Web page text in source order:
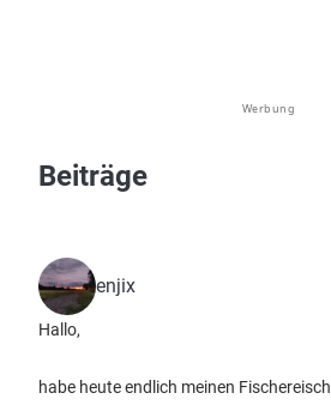
Werbung
Beiträge
enjix
Hallo,
habe heute endlich meinen